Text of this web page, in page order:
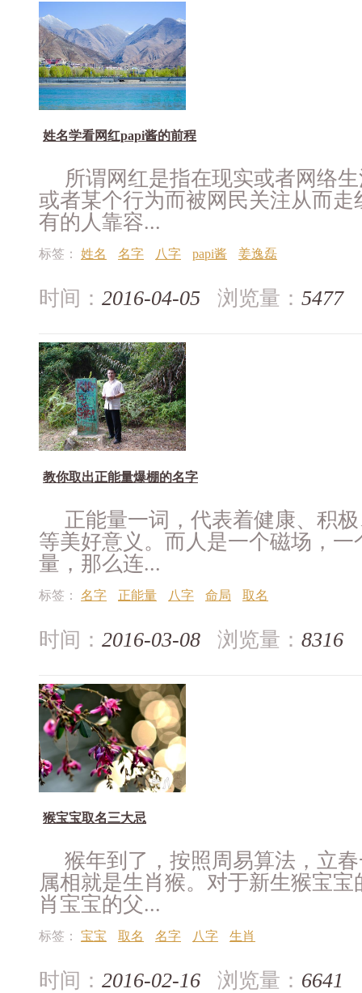
姓名学看网红papi酱的前程
所谓网红是指在现实或者网络
或者某个行为而被网民关注从而走
有的人靠容...
标签： 姓名 名字 八字 papi酱 姜逸磊
时间： 2016-04-05 浏览量： 5477
教你取出正能量爆棚的名字
正能量一词，代表着健康、积
等美好意义。而人是一个磁场，
量，那么连...
标签： 名字 正能量 八字 命局 取名
时间： 2016-03-08 浏览量： 8316
猴宝宝取名三大忌
猴年到了，按照周易算法，立
属相就是生肖猴。对于新生猴宝
肖宝宝的父...
标签： 宝宝 取名 名字 八字 生肖
时间： 2016-02-16 浏览量： 6641